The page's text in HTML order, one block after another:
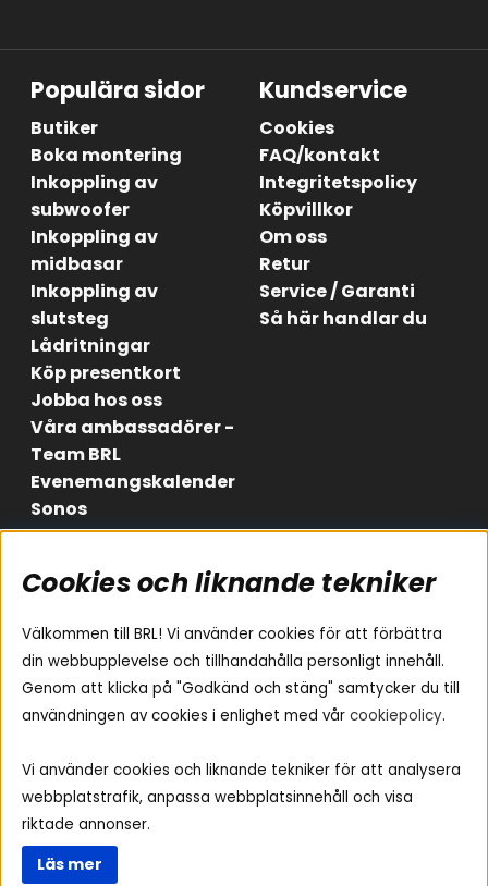
Populära sidor
Butiker
Boka montering
Inkoppling av
subwoofer
Inkoppling av
midbasar
Inkoppling av
slutsteg
Lådritningar
Köp presentkort
Jobba hos oss
Våra ambassadörer -
Team BRL
Evenemangskalender
Sonos
Kundservice
Cookies
FAQ/kontakt
Integritetspolicy
Köpvillkor
Om oss
Retur
Service / Garanti
Så här handlar du
Områden
Billjud
Hemmaljud
Medarbetare
Vad passar i min bil
Yamaha Musiccast
Ljud till A-traktorn
Ljud till båten
Ljud till lastbil
Ljus till A-traktorn
Visselblåsning
Följ oss
Instagram
Facebook
Youtube
Cookies och liknande tekniker
Välkommen till BRL! Vi använder cookies för att förbättra
din webbupplevelse och tillhandahålla personligt innehåll.
Genom att klicka på "Godkänd och stäng" samtycker du till
användningen av cookies i enlighet med vår cookiepolicy.
Vi använder cookies och liknande tekniker för att analysera
webbplatstrafik, anpassa webbplatsinnehåll och visa
riktade annonser.
Läs mer